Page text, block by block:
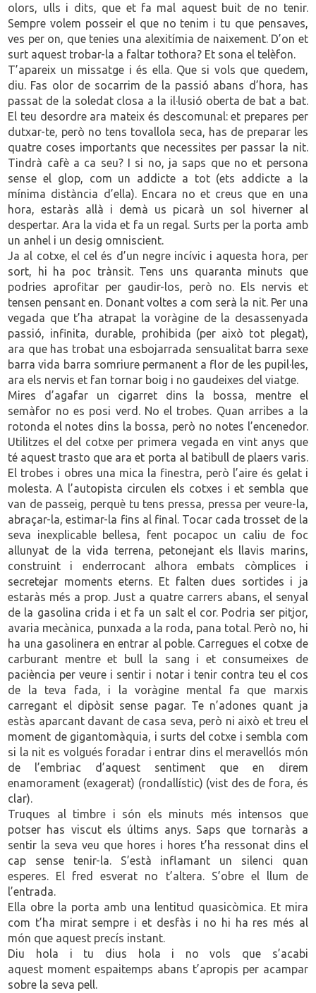
olors, ulls i dits, que et fa mal aquest buit de no tenir.
Sempre volem posseir el que no tenim i tu que pensaves,
ves per on, que tenies una alexitímia de naixement. D’on et
surt aquest trobar-la a faltar tothora? Et sona el telèfon.
T’apareix un missatge i és ella. Que si vols que quedem,
diu. Fas olor de socarrim de la passió abans d’hora, has
passat de la soledat closa a la il·lusió oberta de bat a bat.
El teu desordre ara mateix és descomunal: et prepares per
dutxar-te, però no tens tovallola seca, has de preparar les
quatre coses importants que necessites per passar la nit.
Tindrà cafè a ca seu? I si no, ja saps que no et persona
sense el glop, com un addicte a tot (ets addicte a la
mínima distància d’ella). Encara no et creus que en una
hora, estaràs allà i demà us picarà un sol hiverner al
despertar. Ara la vida et fa un regal. Surts per la porta amb
un anhel i un desig omniscient.
Ja al cotxe, el cel és d’un negre incívic i aquesta hora, per
sort, hi ha poc trànsit. Tens uns quaranta minuts que
podries aprofitar per gaudir-los, però no. Els nervis et
tensen pensant en. Donant voltes a com serà la nit. Per una
vegada que t’ha atrapat la voràgine de la desassenyada
passió, infinita, durable, prohibida (per això tot plegat),
ara que has trobat una esbojarrada sensualitat barra sexe
barra vida barra somriure permanent a flor de les pupil·les,
ara els nervis et fan tornar boig i no gaudeixes del viatge.
Mires d’agafar un cigarret dins la bossa, mentre el
semàfor no es posi verd. No el trobes. Quan arribes a la
rotonda el notes dins la bossa, però no notes l’encenedor.
Utilitzes el del cotxe per primera vegada en vint anys que
té aquest trasto que ara et porta al batibull de plaers varis.
El trobes i obres una mica la finestra, però l’aire és gelat i
molesta. A l’autopista circulen els cotxes i et sembla que
van de passeig, perquè tu tens pressa, pressa per veure-la,
abraçar-la, estimar-la fins al final. Tocar cada trosset de la
seva inexplicable bellesa, fent pocapoc un caliu de foc
allunyat de la vida terrena, petonejant els llavis marins,
construint i enderrocant alhora embats còmplices i
secretejar moments eterns. Et falten dues sortides i ja
estaràs més a prop. Just a quatre carrers abans, el senyal
de la gasolina crida i et fa un salt el cor. Podria ser pitjor,
avaria mecànica, punxada a la roda, pana total. Però no, hi
ha una gasolinera en entrar al poble. Carregues el cotxe de
carburant mentre et bull la sang i et consumeixes de
paciència per veure i sentir i notar i tenir contra teu el cos
de la teva fada, i la voràgine mental fa que marxis
carregant el dipòsit sense pagar. Te n’adones quant ja
estàs aparcant davant de casa seva, però ni això et treu el
moment de gigantomàquia, i surts del cotxe i sembla com
si la nit es volgués foradar i entrar dins el meravellós món
de l’embriac d’aquest sentiment que en direm
enamorament (exagerat) (rondallístic) (vist des de fora, és
clar).
Truques al timbre i són els minuts més intensos que
potser has viscut els últims anys. Saps que tornaràs a
sentir la seva veu que hores i hores t’ha ressonat dins el
cap sense tenir-la. S’està inflamant un silenci quan
esperes. El fred esverat no t’altera. S’obre el llum de
l’entrada.
Ella obre la porta amb una lentitud quasicòmica. Et mira
com t’ha mirat sempre i et desfàs i no hi ha res més al
món que aquest precís instant.
Diu hola i tu dius hola i no vols que s’acabi
aquest moment espaitemps abans t’apropis per acampar
sobre la seva pell.